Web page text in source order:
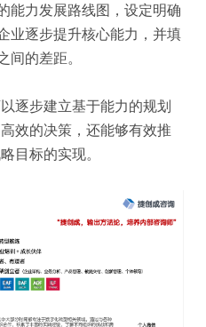
能力发展路线图，设定明确
业逐步提升核心能力，并填
间的差距。
逐步建立基于能力的规划
效的决策，还能够有效推
目标的实现。